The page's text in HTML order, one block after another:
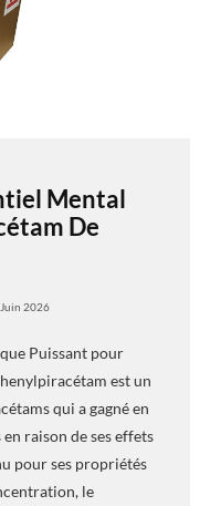
Mental
De
2026
Puissant pour
est un
qui a gagné en
raison de ses effets
pour ses propriétés
le